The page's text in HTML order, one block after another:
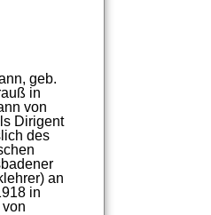
geb.
in
von
Dirigent
des
an
in
von